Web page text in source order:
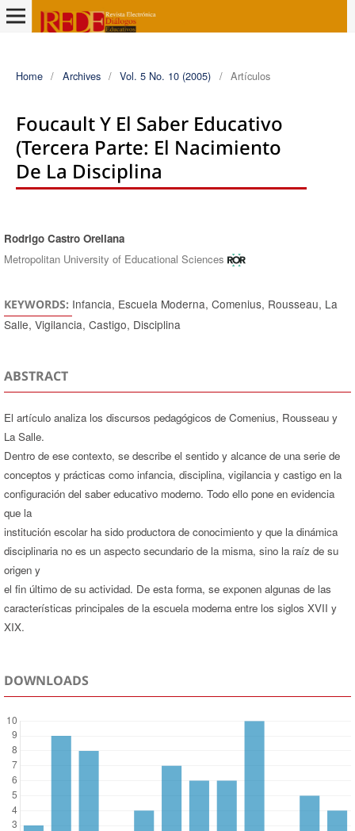
Home / Archives / Vol. 5 No. 10 (2005) / Artículos
Foucault Y El Saber Educativo
(tercera Parte: El Nacimiento
De La Disciplina
Authors
Rodrigo Castro Orellana
Metropolitan University of Educational Sciences
KEYWORDS: Infancia, Escuela Moderna, Comenius, Rousseau, La
Salle, Vigilancia, Castigo, Disciplina
ABSTRACT
El artículo analiza los discursos pedagógicos de Comenius, Rousseau y
La Salle.
Dentro de ese contexto, se describe el sentido y alcance de una serie de
conceptos y prácticas como infancia, disciplina, vigilancia y castigo en la
configuración del saber educativo moderno. Todo ello pone en evidencia
que la
institución escolar ha sido productora de conocimiento y que la dinámica
disciplinaria no es un aspecto secundario de la misma, sino la raíz de su
origen y
el fin último de su actividad. De esta forma, se exponen algunas de las
características principales de la escuela moderna entre los siglos XVII y
XIX.
DOWNLOADS